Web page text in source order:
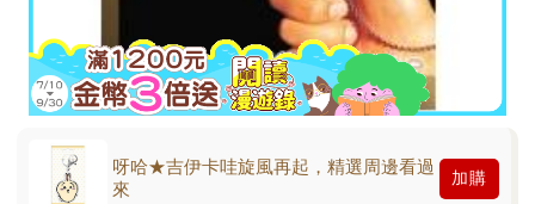
呀哈★吉伊卡哇旋風再起，精選周邊看過
來
加購